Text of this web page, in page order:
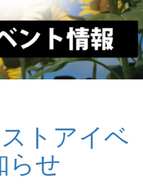
トアイベ
らせ